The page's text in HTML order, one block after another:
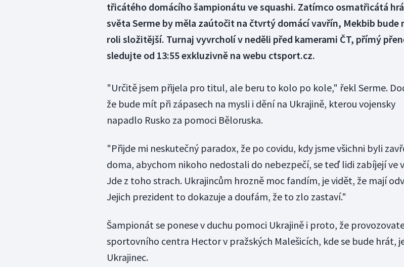
třicátého domácího šampionátu ve squashi. Zatímco osmatřicátá
světa Serme by měla zaútočit na čtvrtý domácí vavřín, Mekbib bude
roli složitější. Turnaj vyvrcholí v neděli před kamerami ČT, přímý
sledujte od 13:55 exkluzivně na webu ctsport.cz.
"Určitě jsem přijela pro titul, ale beru to kolo po kole," řekl Serme.
že bude mít při zápasech na mysli i dění na Ukrajině, kterou vojensky
napadlo Rusko za pomoci Běloruska.
"Přijde mi neskutečný paradox, že po covidu, kdy jsme všichni byli
doma, abychom nikoho nedostali do nebezpečí, se teď lidi zabíjejí ve
Jde z toho strach. Ukrajincům hrozně moc fandím, je vidět, že mají
Jejich prezident to dokazuje a doufám, že to zlo zastaví."
Šampionát se ponese v duchu pomoci Ukrajině i proto, že
sportovního centra Hector v pražských Malešicích, kde se bude hrát,
Ukrajinec.